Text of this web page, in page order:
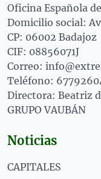
Oficina Española
Domicilio social:
CP: 06002 Badajoz
CIF: 08856071J
Correo:
Teléfono:
Directora: Beatriz
GRUPO VAUBÁN
Noticias
CAPITALES